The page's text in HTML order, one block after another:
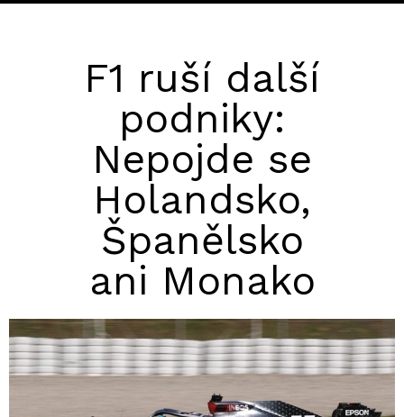
F1 ruší další
podniky:
Nepojde se
Holandsko,
Španělsko
ani Monako